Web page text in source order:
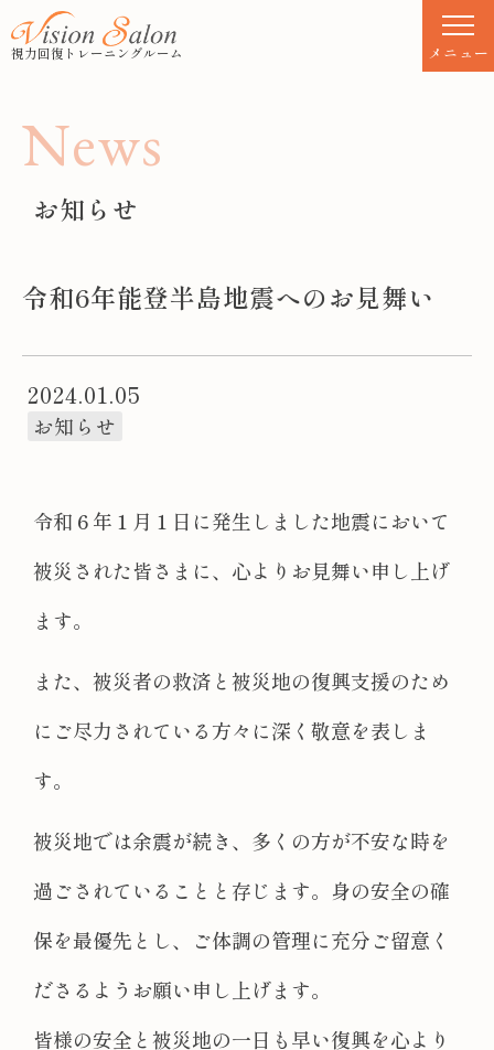
k視力回復トレーニングルーム メニュー
News
お知らせ
令和6年能登半島地震へのお見舞い
2024.01.05
お知らせ
令和６年１月１日に発生しました地震において
被災された皆さまに、心よりお見舞い申し上げ
ます。
また、被災者の救済と被災地の復興支援のため
にご尽力されている方々に深く敬意を表しま
す。
被災地では余震が続き、多くの方が不安な時を
過ごされていることと存じます。身の安全の確
保を最優先とし、ご体調の管理に充分ご留意く
ださるようお願い申し上げます。
皆様の安全と被災地の一日も早い復興を心より